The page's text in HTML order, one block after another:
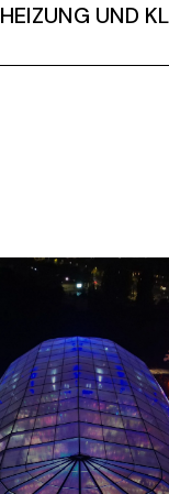
HEIZUNG UND